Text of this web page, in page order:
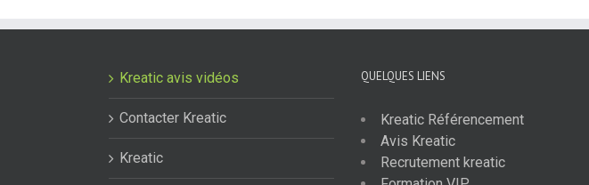
Kreatic avis vidéos
Contacter Kreatic
Kreatic
QUELQUES LIENS
Kreatic Référencement
Avis Kreatic
Recrutement kreatic